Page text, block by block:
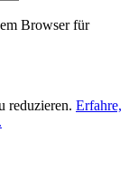
Browser für
reduzieren. Erfahre,